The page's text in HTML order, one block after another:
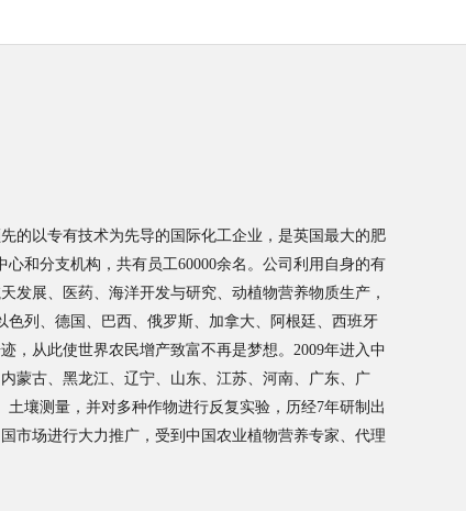
的以专有技术为先导的国际化工企业，是英国最大的肥
和分支机构，共有员工60000余名。公司利用自身的有
发展、医药、海洋开发与研究、动植物营养物质生产，
列、德国、巴西、俄罗斯、加拿大、阿根廷、西班牙
，从此使世界农民增产致富不再是梦想。2009年进入中
蒙古、黑龙江、辽宁、山东、江苏、河南、广东、广
壤测量，并对多种作物进行反复实验，历经7年研制出
市场进行大力推广，受到中国农业植物营养专家、代理